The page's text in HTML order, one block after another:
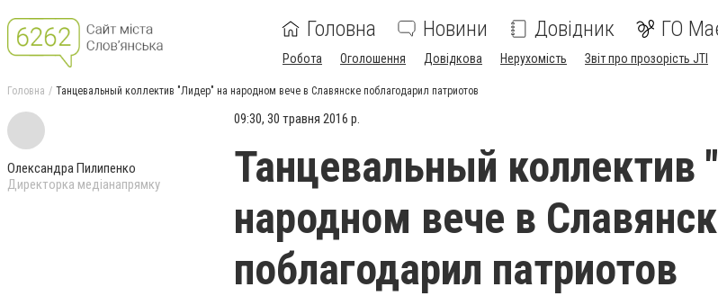
Головна Новини Довідник ГО
Робота Оголошення Довідкова Нерухомість Звіт про прозорість JTI
Головна Танцевальный коллектив "Лидер" на народном вече в Славянске поблагодарил патриотов
Олександра Пилипенко
Директорка медіанапрямку
09:30, 30 травня 2016 р.
Танцевальный коллектив
народном вече в
поблагодарил патриотов